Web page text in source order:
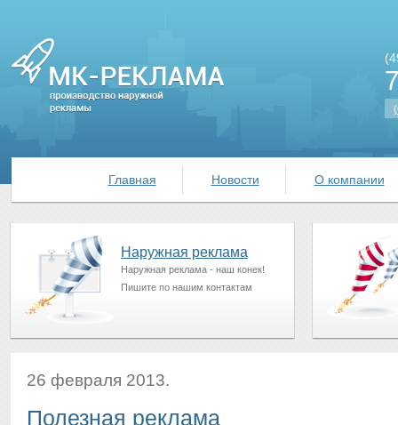
Главная Новости О компании
Наружная реклама
Наружная реклама - наш конек!
Пишите по нашим контактам
26 февраля 2013.
Полезная реклама